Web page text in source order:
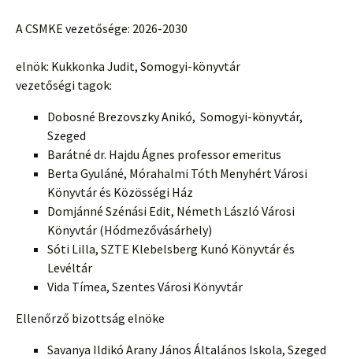
A CSMKE vezetősége: 2026-2030
elnök: Kukkonka Judit, Somogyi-könyvtár
vezetőségi tagok:
Dobosné Brezovszky Anikó, Somogyi-könyvtár,
Szeged
Barátné dr. Hajdu Ágnes professor emeritus
Berta Gyuláné, Mórahalmi Tóth Menyhért Városi
Könyvtár és Közösségi Ház
Domjánné Szénási Edit, Németh László Városi
Könyvtár (Hódmezővásárhely)
Sóti Lilla, SZTE Klebelsberg Kunó Könyvtár és
Levéltár
Vida Tímea, Szentes Városi Könyvtár
Ellenőrző bizottság elnöke
Savanya Ildikó Arany János Általános Iskola, Szeged